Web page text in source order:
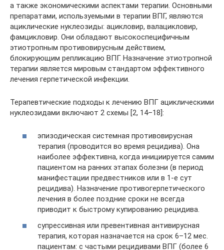
а также экономическими аспектами терапии. Основными
препаратами, используемыми в терапии ВПГ, являются
ациклические нуклеозиды: ацикловир, валацикловир,
фамцикловир. Они обладают высокоспецифичным
этиотропным противовирусным действием,
блокирующим репликацию ВПГ. Назначение этиотропной
терапии является мировым стандартом эффективного
лечения герпетической инфекции.
Терапевтические подходы к лечению ВПГ ациклическими
нуклеозидами включают 2 схемы [2, 14–18]:
эпизодическая системная противовирусная
терапия (проводится во время рецидива). Она
наиболее эффективна, когда инициируется самим
пациентом на ранних этапах болезни (в период
манифестации предвестников или в 1-е сут
рецидива). Назначение противогерпетического
лечения в более поздние сроки не всегда
приводит к быстрому купированию рецидива.
супрессивная или превентивная антивирусная
терапия, которая назначается на срок 6–12 мес.
пациентам: с частыми рецидивами ВПГ (более 6